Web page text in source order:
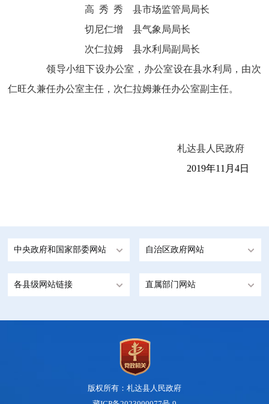
高 秀 秀
县市场监管局局长
切尼仁增
县气象局局长
次仁拉姆
县水利局副局长
领导小组下设办公室，办公室设在县水利局，由次
仁旺久兼任办公室主任，次仁拉姆兼任办公室副主任。
札达县人民政府
2019年11月4日
中央政府和国家部委网站 自治区政府网站
各县级网站链接 直属部门网站
版权所有：札达县人民政府